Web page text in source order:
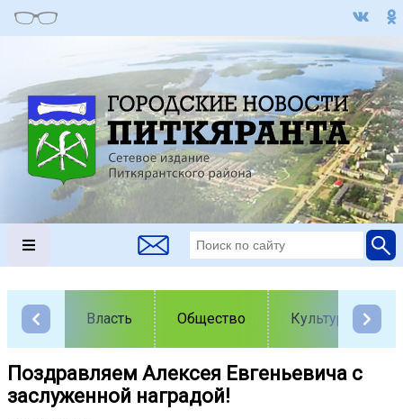
Власть Общество Культура
Поздравляем Алексея Евгеньевича с
заслуженной наградой!